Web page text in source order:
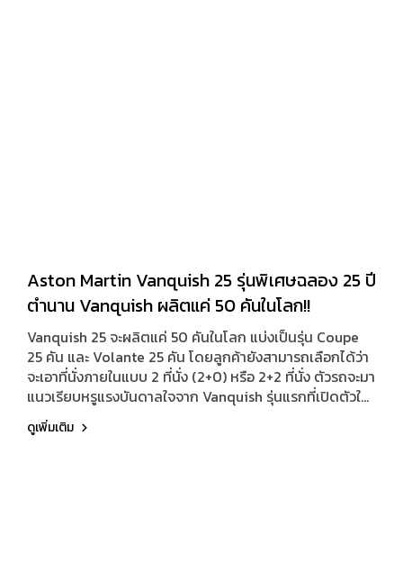
Aston Martin Vanquish 25 รุ่นพิเศษฉลอง 25 ปี
ตำนาน Vanquish ผลิตแค่ 50 คันในโลก!!
Vanquish 25 จะผลิตแค่ 50 คันในโลก แบ่งเป็นรุ่น Coupe
25 คัน และ Volante 25 คัน โดยลูกค้ายังสามารถเลือกได้ว่า
จะเอาที่นั่งภายในแบบ 2 ที่นั่ง (2+0) หรือ 2+2 ที่นั่ง ตัวรถจะมา
แนวเรียบหรูแรงบันดาลใจจาก Vanquish รุ่นแรกที่เปิดตัวใน
ปี 2001 ด้วยตัวถังสีเงิน Q Skye Silver สุดพิเศษ
ดูเพิ่มเติม